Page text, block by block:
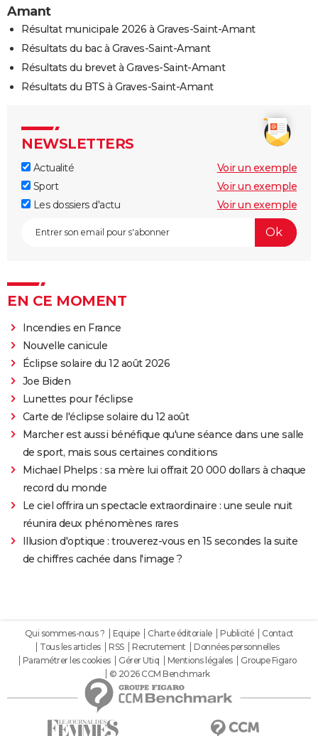
Amant
Résultat municipale 2026 à Graves-Saint-Amant
Résultats du bac à Graves-Saint-Amant
Résultats du brevet à Graves-Saint-Amant
Résultats du BTS à Graves-Saint-Amant
NEWSLETTERS
Actualité
Voir un exemple
Sport
Voir un exemple
Les dossiers d'actu
Voir un exemple
EN CE MOMENT
Incendies en France
Nouvelle canicule
Éclipse solaire du 12 août 2026
Joe Biden
Lunettes pour l'éclipse
Carte de l'éclipse solaire du 12 août
Marcher est aussi bénéfique qu'une séance dans une salle
de sport, mais sous certaines conditions
Michael Phelps : sa mère lui offrait 20 000 dollars à chaque
record du monde
Le ciel offrira un spectacle extraordinaire : une seule nuit
réunira deux phénomènes rares
Illusion d'optique : trouverez-vous en 15 secondes la suite
de chiffres cachée dans l'image ?
Qui sommes-nous ? Equipe Charte éditoriale Publicité
Contact
Tous les articles
RSS Recrutement
Données personnelles
Paramétrer les cookies
Gérer Utiq Mentions légales
Groupe Figaro
© 2026 CCM Benchmark